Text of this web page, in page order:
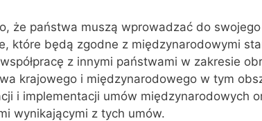
że państwa muszą wprowadzać do
które będą zgodne z międzynarodowymi
z innymi państwami w zakresie
krajowego i międzynarodowego w tym
i implementacji umów międzynarodowych
wynikającymi z tych umów.